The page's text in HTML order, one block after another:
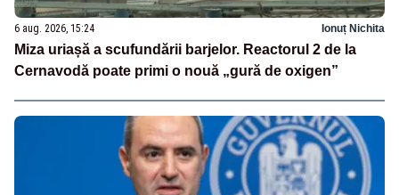
6 aug. 2026, 15:24 Ionuț Nichita
Miza uriașă a scufundării barjelor. Reactorul 2 de la
Cernavodă poate primi o nouă „gură de oxigen”